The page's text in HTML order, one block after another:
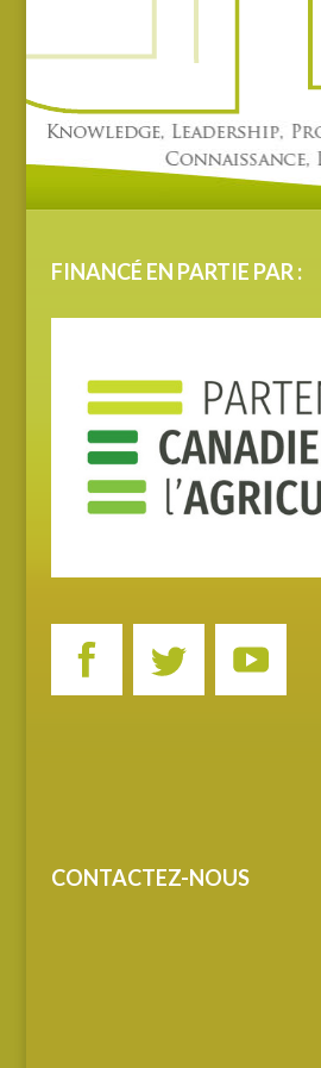
FINANCÉ EN PARTIE PAR :
CONTACTEZ-NOUS